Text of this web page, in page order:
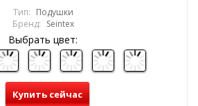
Тип: Подушки
Бренд: Seintex
Выбрать цвет:
Купить сейчас